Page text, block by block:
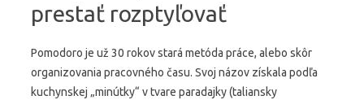
prestať rozptyľovať
Pomodoro je už 30 rokov stará metóda práce, alebo skôr
organizovania pracovného času. Svoj názov získala podľa
kuchynskej „minútky“ v tvare paradajky (taliansky